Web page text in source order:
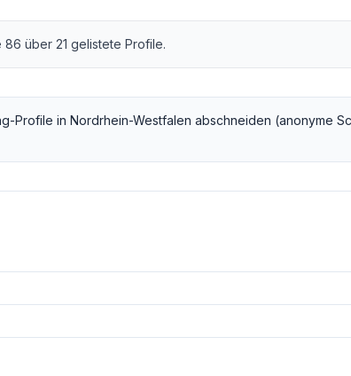
86 über 21 gelistete Profile.
-Profile in Nordrhein-Westfalen abschneiden (anonyme